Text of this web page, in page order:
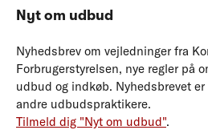
Nyt om udbud
Nyhedsbrev om vejledninger fra
Forbrugerstyrelsen, nye regler på
udbud og indkøb. Nyhedsbrevet
andre udbudspraktikere.
Tilmeld dig "Nyt om udbud".